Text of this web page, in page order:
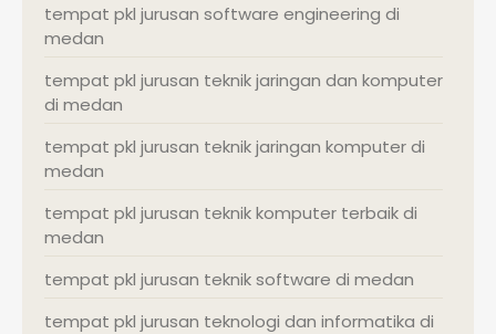
tempat pkl jurusan software engineering di
medan
tempat pkl jurusan teknik jaringan dan komputer
di medan
tempat pkl jurusan teknik jaringan komputer di
medan
tempat pkl jurusan teknik komputer terbaik di
medan
tempat pkl jurusan teknik software di medan
tempat pkl jurusan teknologi dan informatika di